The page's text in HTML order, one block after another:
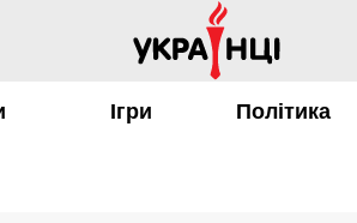
Ігри Політика